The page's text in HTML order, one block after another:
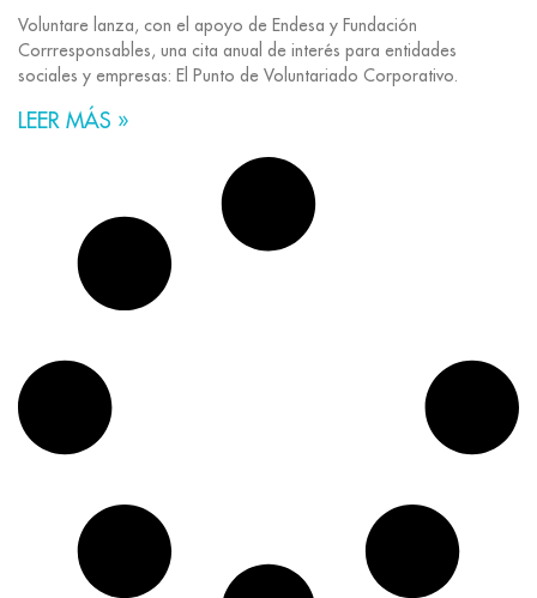
Voluntare lanza, con el apoyo de Endesa y Fundación
Corrresponsables, una cita anual de interés para entidades
sociales y empresas: El Punto de Voluntariado Corporativo.
LEER MÁS »